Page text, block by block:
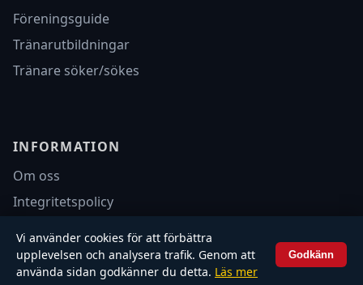
Föreningsguide
Tränarutbildningar
Tränare söker/sökes
INFORMATION
Om oss
Integritetspolicy
© 2026 Fotbollsbilagan.se – Alla rättigheter förbehållna.
Vi använder cookies för att förbättra
upplevelsen och analysera trafik. Genom att
använda sidan godkänner du detta. Läs mer
Godkänn